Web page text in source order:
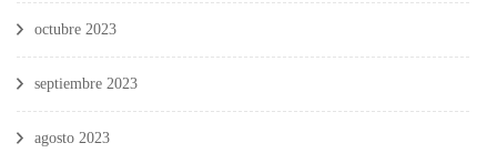
octubre 2023
septiembre 2023
agosto 2023